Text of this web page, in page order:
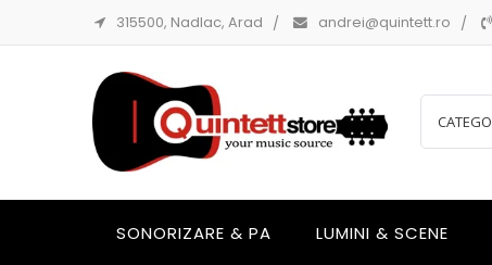
315500, Nadlac, Arad andrei@quintett.ro
SONORIZARE & PA LUMINI & SCENE